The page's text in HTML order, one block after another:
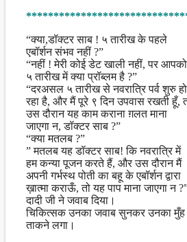
“क्या,डॉक्टर साब ! ५ तारीख के पहले
एबॉर्शन संभव नहीं ?”
“नहीं ! मेरी कोई डेट खाली नहीं, पर आपको
५ तारीख में क्या प्रॉब्लम है ?”
“दरअसल ५ तारीख से नवरात्रि पर्व शुरु हो
रहा है, और मैं पूरे ९ दिन उपवास रखती हूँ,
उस दौरान यह काम कराना ग़लत माना
जाएगा न, डॉक्टर साब ?”
“क्या मतलब ?”
” मतलब यह डॉक्टर साब! कि नवरात्रि में
हम कन्या पूजन करते हैं, और उस दौरान मैं
अपनी गर्भस्थ पोती का बहू के एबॉर्शन द्वारा
ख़ात्मा कराऊँ, तो यह पाप माना जाएगा न
दादी जी ने जवाब दिया।
चिकित्सक उनका जवाब सुनकर उनका मुँह
ताकने लगा।